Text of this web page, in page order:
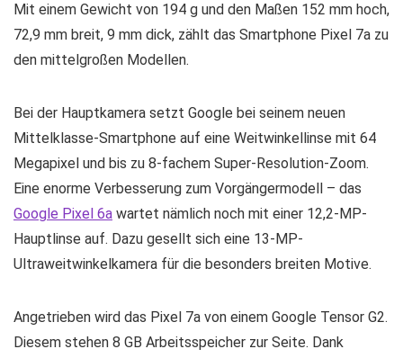
Mit einem Gewicht von 194 g und den Maßen 152 mm hoch,
72,9 mm breit, 9 mm dick, zählt das Smartphone Pixel 7a zu
den mittelgroßen Modellen.
Bei der Hauptkamera setzt Google bei seinem neuen
Mittelklasse-Smartphone auf eine Weitwinkellinse mit 64
Megapixel und bis zu 8-fachem Super-Resolution-Zoom.
Eine enorme Verbesserung zum Vorgängermodell – das
Google Pixel 6a wartet nämlich noch mit einer 12,2-MP-
Hauptlinse auf. Dazu gesellt sich eine 13-MP-
Ultraweitwinkelkamera für die besonders breiten Motive.
Angetrieben wird das Pixel 7a von einem Google Tensor G2.
Diesem stehen 8 GB Arbeitsspeicher zur Seite. Dank